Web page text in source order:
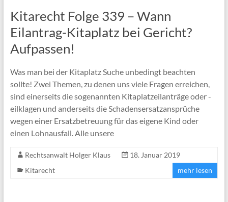
Kitarecht Folge 339 – Wann
Eilantrag-Kitaplatz bei Gericht?
Aufpassen!
Was man bei der Kitaplatz Suche unbedingt beachten
sollte! Zwei Themen, zu denen uns viele Fragen erreichen,
sind einerseits die sogenannten Kitaplatzeilanträge oder -
eilklagen und anderseits die Schadensersatzansprüche
wegen einer Ersatzbetreuung für das eigene Kind oder
einen Lohnausfall. Alle unsere
Rechtsanwalt Holger Klaus
18. Januar 2019
Kitarecht
mehr lesen